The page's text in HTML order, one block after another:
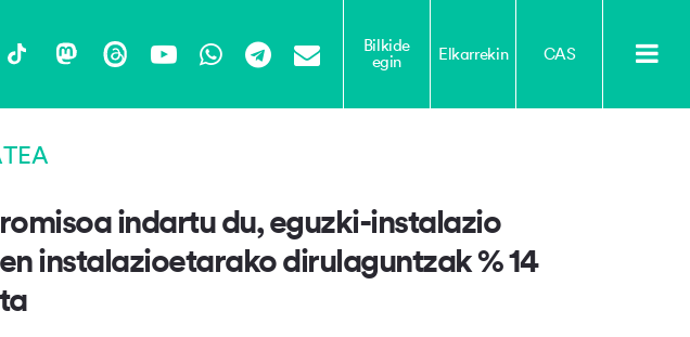
TikTokMastodon
ThreadsYouTubeWhatsApp
Telegram
Email
Bilkide
egin
Elkarrekin CAS
indartu du, eguzki-instalazio
instalazioetarako dirulaguntzak % 14